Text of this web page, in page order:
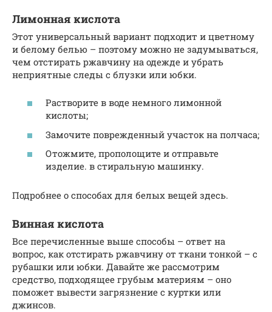
Лимонная кислота
Этот универсальный вариант подходит и цветному
и белому белью – поэтому можно не задумываться,
чем отстирать ржавчину на одежде и убрать
неприятные следы с блузки или юбки.
Растворите в воде немного лимонной
кислоты;
Замочите поврежденный участок на полчаса;
Отожмите, прополощите и отправьте
изделие. в стиральную машинку.
Подробнее о способах для белых вещей здесь.
Винная кислота
Все перечисленные выше способы – ответ на
вопрос, как отстирать ржавчину от ткани тонкой – с
рубашки или юбки. Давайте же рассмотрим
средство, подходящее грубым материям – оно
поможет вывести загрязнение с куртки или
джинсов.